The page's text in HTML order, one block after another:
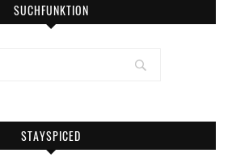
SUCHFUNKTION
STAYSPICED